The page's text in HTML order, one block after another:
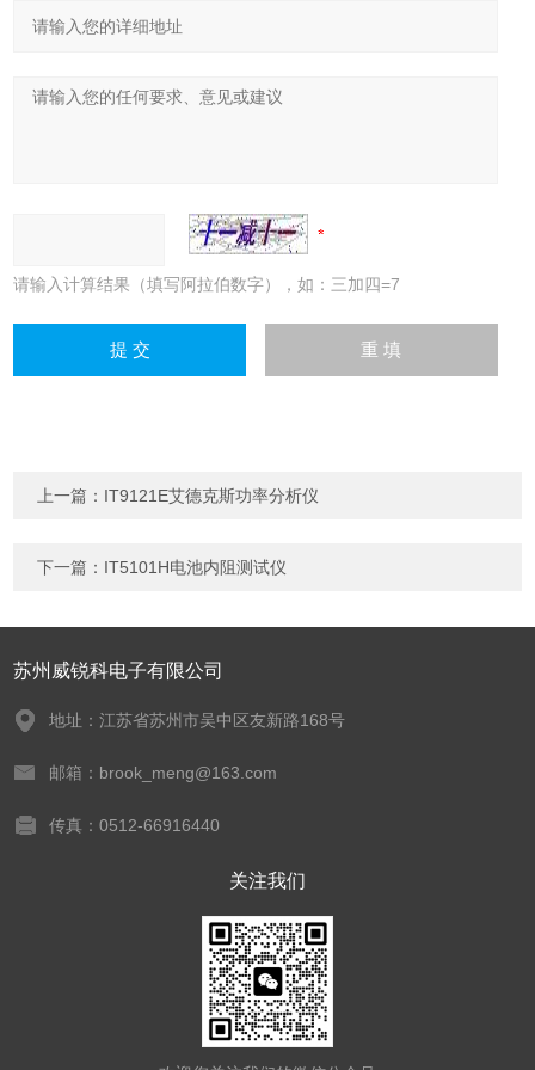
请输入计算结果（填写阿拉伯数字），如：三加四=7
上一篇： IT9121E艾德克斯功率分析仪
下一篇： IT5101H电池内阻测试仪
苏州威锐科电子有限公司
地址：江苏省苏州市吴中区友新路168号
邮箱：brook_meng@163.com
传真：0512-66916440
关注我们